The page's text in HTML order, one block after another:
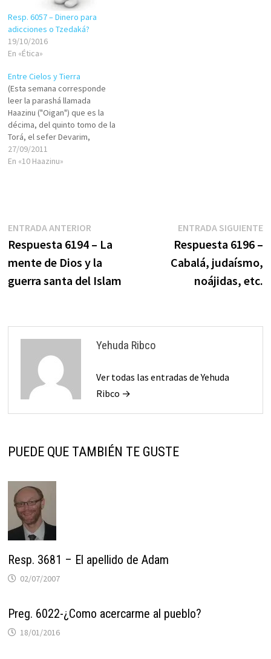
Resp. 6057 – Dinero para
adicciones o Tzedaká?
19/10/2016
En «Ética»
Entre Cielos y Tierra
(Esta semana corresponde
leer la parashá llamada
Haazinu ("Oigan") que es la
décima, del quinto tomo de la
Torá, el sefer Devarim,
conocido en español como
"Deuteronomio"). Moshé, a
27/09/2011
En «10 Haazinu»
Navegación
de
entradas
ENTRADA ANTERIOREntrada
anterior:
Respuesta 6194 – La
mente de Dios y la
guerra santa del Islam
ENTRADA SIGUIENTE
Respuesta 6196 –
Cabalá, judaísmo,
noájidas, etc.
Yehuda Ribco
Ver todas las entradas de Yehuda
Ribco →
PUEDE QUE TAMBIÉN TE GUSTE
Resp. 3681 – El apellido de Adam
02/07/2007
Preg. 6022-¿Como acercarme al pueblo?
18/01/2016